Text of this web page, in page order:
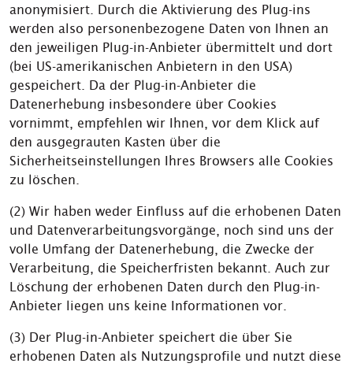
anonymisiert. Durch die Aktivierung des Plug-ins
werden also personenbezogene Daten von Ihnen an
den jeweiligen Plug-in-Anbieter übermittelt und dort
(bei US-amerikanischen Anbietern in den USA)
gespeichert. Da der Plug-in-Anbieter die
Datenerhebung insbesondere über Cookies
vornimmt, empfehlen wir Ihnen, vor dem Klick auf
den ausgegrauten Kasten über die
Sicherheitseinstellungen Ihres Browsers alle Cookies
zu löschen.
(2) Wir haben weder Einfluss auf die erhobenen Daten
und Datenverarbeitungsvorgänge, noch sind uns der
volle Umfang der Datenerhebung, die Zwecke der
Verarbeitung, die Speicherfristen bekannt. Auch zur
Löschung der erhobenen Daten durch den Plug-in-
Anbieter liegen uns keine Informationen vor.
(3) Der Plug-in-Anbieter speichert die über Sie
erhobenen Daten als Nutzungsprofile und nutzt diese